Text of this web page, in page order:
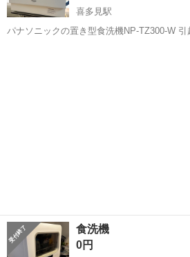
喜多見駅
パナソニックの置き型食洗機NP-TZ300-W
食洗機
0円